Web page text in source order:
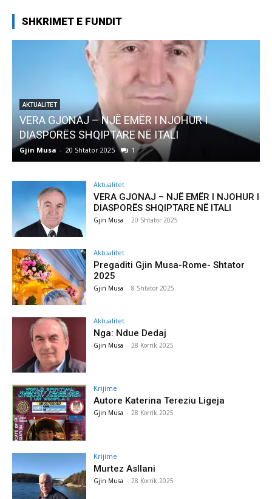
SHKRIMET E FUNDIT
AKTUALITET
Pregaditi Gjin Musa-Rome- Shtator 2025
Gjin Musa - 8 Shtator 2025 0
Aktualitet
VERA GJONAJ – NJË EMËR I NJOHUR I
DIASPORËS SHQIPTARE NË ITALI
Gjin Musa - 20 Shtator 2025
Aktualitet
Pregaditi Gjin Musa-Rome- Shtator
2025
Gjin Musa - 8 Shtator 2025
Aktualitet
Nga: Ndue Dedaj
Gjin Musa - 28 Korrik 2025
Krijime
Autore Katerina Tereziu Ligeja
Gjin Musa - 28 Korrik 2025
Krijime
Murtez Asllani
Gjin Musa - 28 Korrik 2025